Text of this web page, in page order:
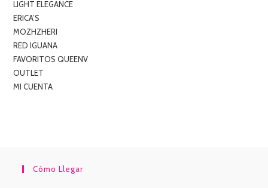
LIGHT ELEGANCE
ERICA’S
MOZHZHERI
RED IGUANA
FAVORITOS QUEENV
OUTLET
MI CUENTA
Cómo Llegar